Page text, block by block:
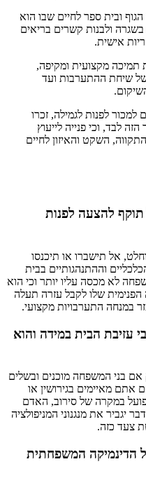
ובית ספר לחיים שבו הוא
ולבנות קשרים בריאים
אישית.
מקצועית ומקיפה,
שיחת ההתערבות ועד
לפנות לגמילה, זכרו
לבד, וכי פנייה לייעוץ
השקט והאיזון לחיים
להצעה לפנות
אל תישברו או תיכנסו
וההתנהגותיים בבית
לא מכסה עליו יותר וכי הוא
הפנימית שלו לקבל עזרה תעלה
במנחה התערבויות מקצועי.
עזיבת הבית במידה והוא
אם בני המשפחה מוכנים ובשלים
אתם מאיימים בגירושין או
במקרה של סירוב, האדם
את מנגנוני המניפולציה
צעד כזה.
הדינמיקה המשפחתית